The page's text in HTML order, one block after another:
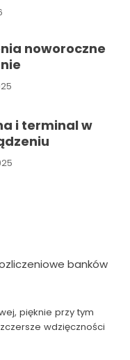
noworoczne
i terminal w
banków
pięknie przy tym
wdzięczności